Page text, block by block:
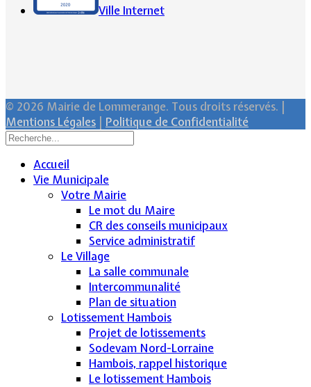
Ville Internet
© 2026 Mairie de Lommerange. Tous droits réservés. |
Mentions Légales
Politique de Confidentialité
Accueil
Vie Municipale
Votre Mairie
Le mot du Maire
CR des conseils municipaux
Service administratif
Le Village
La salle communale
Intercommunalité
Plan de situation
Lotissement Hambois
Projet de lotissements
Sodevam Nord-Lorraine
Hambois, rappel historique
Le lotissement Hambois